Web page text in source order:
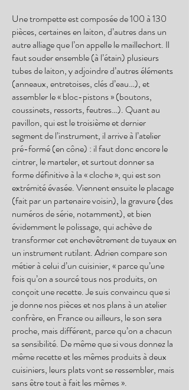
Une trompette est composée de 100 à 130
pièces, certaines en laiton, d’autres dans un
autre alliage que l’on appelle le maillechort. Il
faut souder ensemble (à l’étain) plusieurs
tubes de laiton, y adjoindre d’autres éléments
(anneaux, entretoises, clés d’eau…), et
assembler le « bloc-pistons » (boutons,
coussinets, ressorts, feutres…). Quant au
pavillon, qui est le troisième et dernier
segment de l’instrument, il arrive à l’atelier
pré-formé (en cône) : il faut donc encore le
cintrer, le marteler, et surtout donner sa
forme définitive à la « cloche », qui est son
extrémité évasée. Viennent ensuite le placage
(fait par un partenaire voisin), la gravure (des
numéros de série, notamment), et bien
évidemment le polissage, qui achève de
transformer cet enchevêtrement de tuyaux en
un instrument rutilant. Adrien compare son
métier à celui d’un cuisinier, « parce qu’une
fois qu’on a sourcé tous nos produits, on
conçoit une recette. Je suis convaincu que si
je donne nos pièces et nos plans à un atelier
confrère, en France ou ailleurs, le son sera
proche, mais différent, parce qu’on a chacun
sa sensibilité. De même que si vous donnez la
même recette et les mêmes produits à deux
cuisiniers, leurs plats vont se ressembler, mais
sans être tout à fait les mêmes ».